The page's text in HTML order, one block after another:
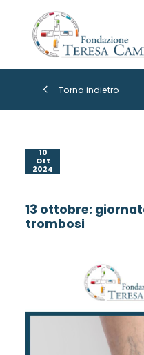
Torna indietro
10
Ott
2024
13 ottobre:
trombosi